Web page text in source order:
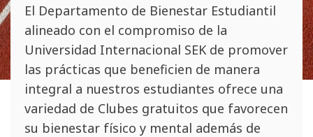
El Departamento de Bienestar Estudiantil
alineado con el compromiso de la
Universidad Internacional SEK de promover
las prácticas que beneficien de manera
integral a nuestros estudiantes ofrece una
variedad de Clubes gratuitos que favorecen
su bienestar físico y mental además de